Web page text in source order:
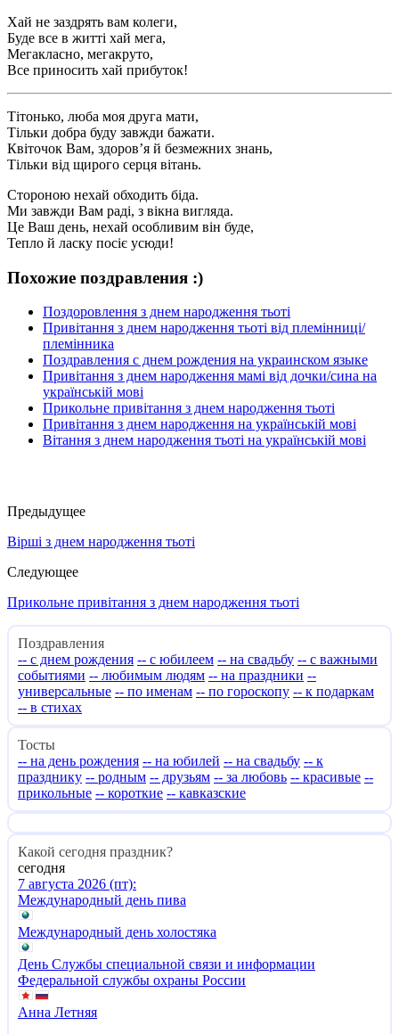
Хай не заздрять вам колеги,
Буде все в житті хай мега,
Мегакласно, мегакруто,
Все приносить хай прибуток!
Тітонько, люба моя друга мати,
Тільки добра буду завжди бажати.
Квіточок Вам, здоров’я й безмежних знань,
Тільки від щирого серця вітань.
Стороною нехай обходить біда.
Ми завжди Вам раді, з вікна вигляда.
Це Ваш день, нехай особливим він буде,
Тепло й ласку посіє усюди!
Похожие поздравления :)
Поздоровлення з днем народження тьоті
Привітання з днем народження тьоті від племінниці/
племінника
Поздравления с днем рождения на украинском языке
Привітання з днем народження мамі від дочки/сина на
українській мові
Прикольне привітання з днем народження тьоті
Привітання з днем народження на українській мові
Вітання з днем народження тьоті на українській мові
Предыдущее
Вірші з днем народження тьоті
Следующее
Прикольне привітання з днем народження тьоті
Поздравления
-- с днем рождения -- с юбилеем -- на свадьбу -- с важными
событиями -- любимым людям -- на праздники --
универсальные -- по именам -- по гороскопу -- к подаркам
-- в стихах
Тосты
-- на день рождения -- на юбилей -- на свадьбу -- к
празднику -- родным -- друзьям -- за любовь -- красивые --
прикольные -- короткие -- кавказские
Какой сегодня праздник?
сегодня
7 августа 2026 (пт):
Международный день пива
Международный день холостяка
День Службы специальной связи и информации
Федеральной службы охраны России
Анна Летняя